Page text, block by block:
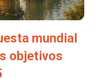
mundial
objetivos